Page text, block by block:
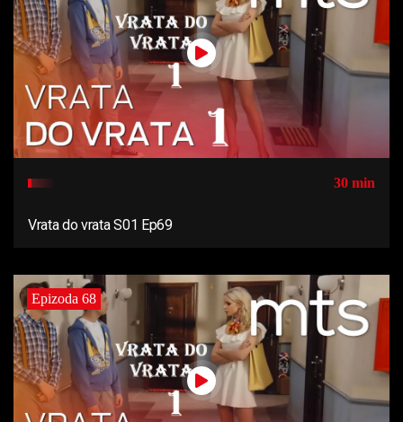
30 min
Vrata do vrata S01 Ep69
Epizoda 68